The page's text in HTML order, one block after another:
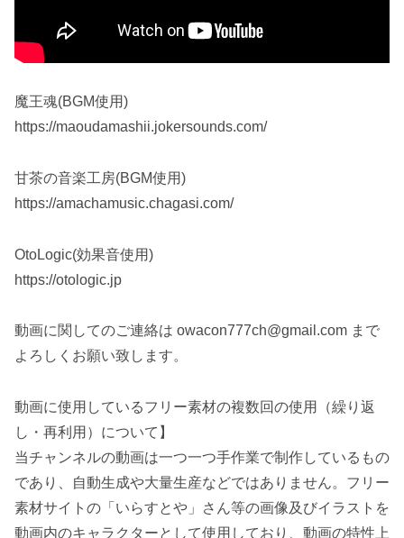
魔王魂(BGM使用)
https://maoudamashii.jokersounds.com/
甘茶の音楽工房(BGM使用)
https://amachamusic.chagasi.com/
OtoLogic(効果音使用)
https://otologic.jp
動画に関してのご連絡は owacon777ch@gmail.com まで
よろしくお願い致します。
動画に使用しているフリー素材の複数回の使用（繰り返
し・再利用）について】
当チャンネルの動画は一つ一つ手作業で制作しているもの
であり、自動生成や大量生産などではありません。フリー
素材サイトの「いらすとや」さん等の画像及びイラストを
動画内のキャラクターとして使用しており、動画の特性上